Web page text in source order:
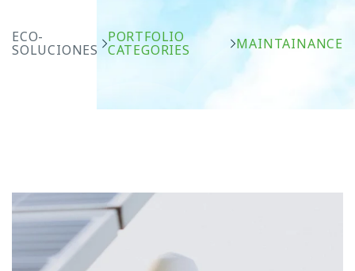
ECO-
SOLUCIONES
PORTFOLIO
CATEGORIES MAINTAINANCE